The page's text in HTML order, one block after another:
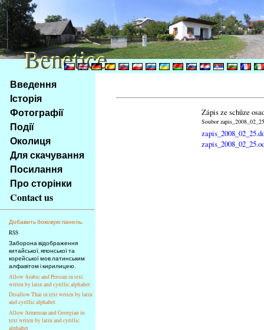
Na
obsah
stránky
Klávesové
zkratky
tomto
webu
základní
Hlavní
strana
Введення
Історія
Фотографії
Події
Околиця
Для скачування
Посилання
Про сторінки
Contact us
Добавить боковую панель.
RSS
Заборона відображення
китайської, японської та
корейської мов латинським
алфавітом і кирилицею.
Allow Arabic and Persian in text
writen by latin and cyrillic alphabet
Disallow Thai in text writen by latin
and cyrillic alphabet
Allow Armenian and Georgian in
text writen by latin and cyrillic
alphabet
Zápis ze schůze
Soubor
Benetice
Benetice